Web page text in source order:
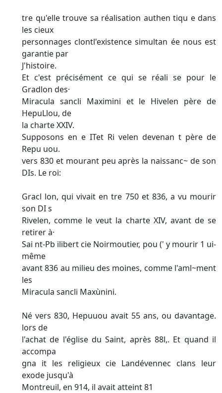
tre qu'elle trouve sa réalisation authen tiqu e dans
les cieux
personnages clontl'existence simultan ée nous est
garantie par­
J'histoire.
Et c'est précisément ce qui se réali se pour le
Gradlon des·
Miracula sancli Maximini et le Hivelen père de
HepuLlou, de
la charte XXIV.
Supposons en e ITet Ri velen devenan t père de
Repu uou.
vers 830 et mourant peu après la naissanc~ de son
DIs. Le roi:
Gracl lon, qui vivait en tre 750 et 836, a vu mourir
son DI s
Rivelen, comme le veut la charte XIV, avant de se
retirer à·
Sai nt-Pb ilibert cie Noirmoutier, pou (' y mourir 1 ui-
même
avant 836 au milieu des moines, comme l'aml~ment
les
Miracula sancli Maxùnini.
Né vers 830, Hepuuou avait 55 ans, ou davantage.
lors de
l'achat de l'église du Saint, après 88l,. Et quand il
accompa­
gna it les religieux cie Landévennec clans leur
exode jusqu'à
Montreuil, en 914, il avait atteint 81